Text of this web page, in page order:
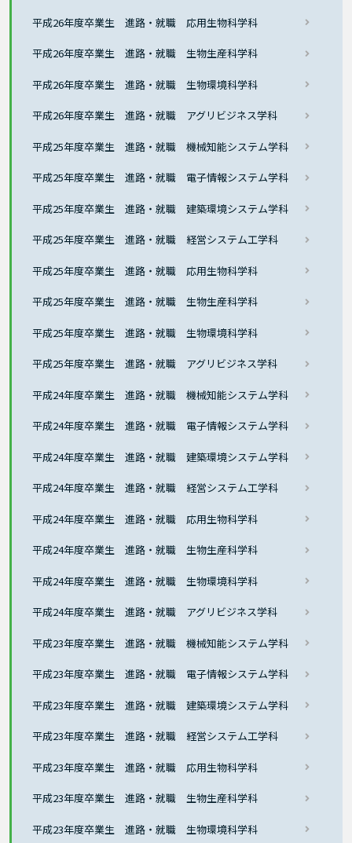
平成26年度卒業生 進路・就職 応用生物科学科
平成26年度卒業生 進路・就職 生物生産科学科
平成26年度卒業生 進路・就職 生物環境科学科
平成26年度卒業生 進路・就職 アグリビジネス学科
平成25年度卒業生 進路・就職 機械知能システム学科
平成25年度卒業生 進路・就職 電子情報システム学科
平成25年度卒業生 進路・就職 建築環境システム学科
平成25年度卒業生 進路・就職 経営システム工学科
平成25年度卒業生 進路・就職 応用生物科学科
平成25年度卒業生 進路・就職 生物生産科学科
平成25年度卒業生 進路・就職 生物環境科学科
平成25年度卒業生 進路・就職 アグリビジネス学科
平成24年度卒業生 進路・就職 機械知能システム学科
平成24年度卒業生 進路・就職 電子情報システム学科
平成24年度卒業生 進路・就職 建築環境システム学科
平成24年度卒業生 進路・就職 経営システム工学科
平成24年度卒業生 進路・就職 応用生物科学科
平成24年度卒業生 進路・就職 生物生産科学科
平成24年度卒業生 進路・就職 生物環境科学科
平成24年度卒業生 進路・就職 アグリビジネス学科
平成23年度卒業生 進路・就職 機械知能システム学科
平成23年度卒業生 進路・就職 電子情報システム学科
平成23年度卒業生 進路・就職 建築環境システム学科
平成23年度卒業生 進路・就職 経営システム工学科
平成23年度卒業生 進路・就職 応用生物科学科
平成23年度卒業生 進路・就職 生物生産科学科
平成23年度卒業生 進路・就職 生物環境科学科